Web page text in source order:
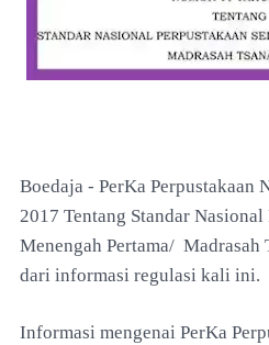
Boedaja - PerKa Perpustakaan
2017 Tentang Standar Nasional
Menengah Pertama/
dari informasi regulasi kali ini.
Informasi mengenai PerKa